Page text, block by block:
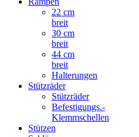
22 cm
breit
30 cm
breit
44 cm
breit
Halterungen
Stützräder
Stützräder
Befestigungs.-
Klemmschellen
Stützen